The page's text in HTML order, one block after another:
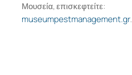
Μουσεία, επισκεφτείτε:
museumpestmanagement.gr.